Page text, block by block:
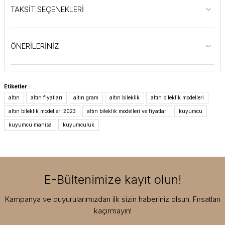
TAKSİT SEÇENEKLERİ
ÖNERİLERİNİZ
Etiketler :
altın
altın fiyatları altın gram altın bileklik altın bileklik modelleri
altın bileklik modelleri 2023 altın bileklik modelleri ve fiyatları kuyumcu
kuyumcu manisa kuyumculuk
E-Bültenimize kayıt olun!
Kampanya ve duyurularımızdan ilk sizin haberiniz olsun. Fırsatları
kaçırmayın!